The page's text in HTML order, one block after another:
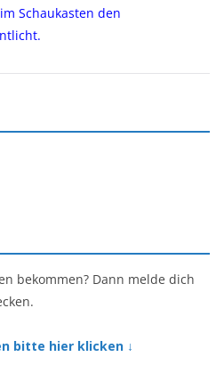
Schaukasten den
bekommen? Dann melde dich
bitte hier klicken ↓